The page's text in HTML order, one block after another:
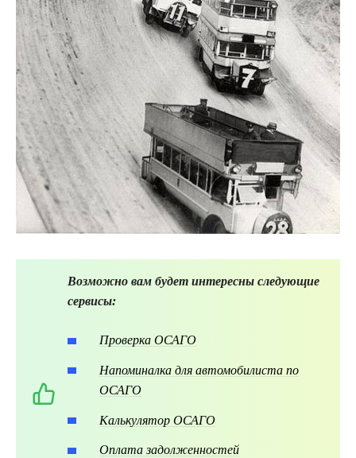
Возможно вам будет интересны следующие
сервисы:
Проверка ОСАГО
Напоминалка для автомобилиста по
ОСАГО
Калькулятор ОСАГО
Оплата задолженностей